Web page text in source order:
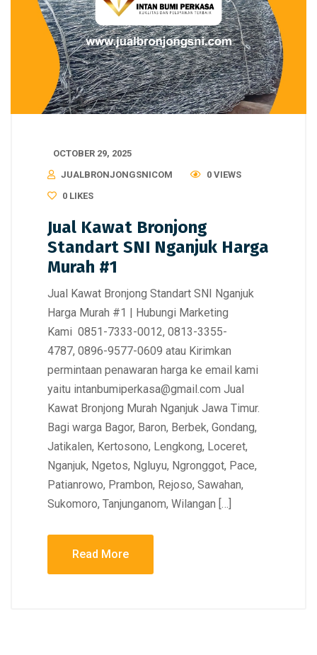
OCTOBER 29, 2025
JUALBRONJONGSNICOM
0 VIEWS
0 LIKES
Jual Kawat Bronjong
Standart SNI Nganjuk Harga
Murah #1
Jual Kawat Bronjong Standart SNI Nganjuk
Harga Murah #1 | Hubungi Marketing
Kami 0851-7333-0012, 0813-3355-
4787, 0896-9577-0609 atau Kirimkan
permintaan penawaran harga ke email kami
yaitu intanbumiperkasa@gmail.com Jual
Kawat Bronjong Murah Nganjuk Jawa Timur.
Bagi warga Bagor, Baron, Berbek, Gondang,
Jatikalen, Kertosono, Lengkong, Loceret,
Nganjuk, Ngetos, Ngluyu, Ngronggot, Pace,
Patianrowo, Prambon, Rejoso, Sawahan,
Sukomoro, Tanjunganom, Wilangan […]
Read More